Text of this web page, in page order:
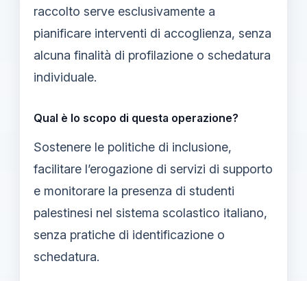
raccolto serve esclusivamente a
pianificare interventi di accoglienza, senza
alcuna finalità di profilazione o schedatura
individuale.
Qual è lo scopo di questa operazione?
Sostenere le politiche di inclusione,
facilitare l’erogazione di servizi di supporto
e monitorare la presenza di studenti
palestinesi nel sistema scolastico italiano,
senza pratiche di identificazione o
schedatura.